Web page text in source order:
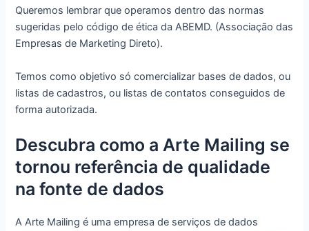
Queremos lembrar que operamos dentro das normas
sugeridas pelo código de ética da ABEMD. (Associação das
Empresas de Marketing Direto).
Temos como objetivo só comercializar bases de dados, ou
listas de cadastros, ou listas de contatos conseguidos de
forma autorizada.
Descubra como a Arte Mailing se
tornou referência de qualidade
na fonte de dados
A Arte Mailing é uma empresa de serviços de dados